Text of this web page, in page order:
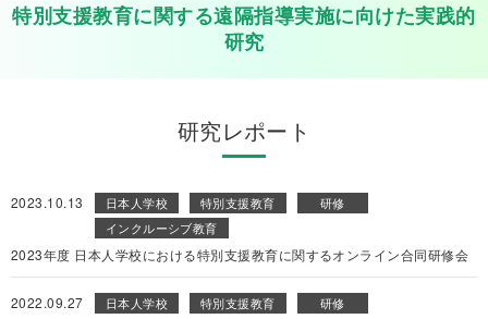
特別支援教育に関する遠隔指導実施に向けた実践的
研究
研究レポート
2023.10.13 日本人学校 特別支援教育
研修
インクルーシブ教育
2023年度 日本人学校における特別支援教育に関するオンライン合同研修会
2022.09.27 日本人学校 特別支援教育 研修